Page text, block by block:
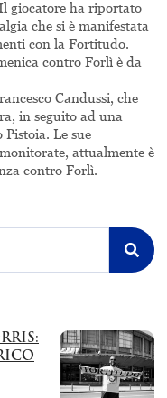
giocatore ha riportato
che si è manifestata
con la Fortitudo.
contro Forlì è da
Candussi, che
in seguito ad una
Le sue
attualmente è
contro Forlì.